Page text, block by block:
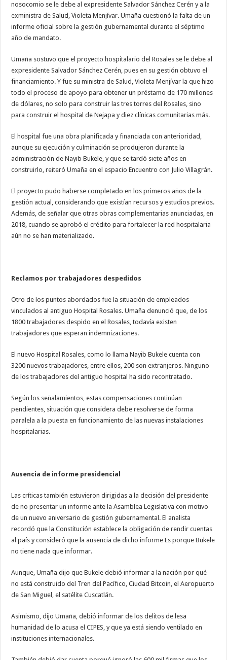
nosocomio se le debe al expresidente Salvador Sánchez Cerén y a la
exministra de Salud, Violeta Menjívar. Umaña cuestionó la falta de un
informe oficial sobre la gestión gubernamental durante el séptimo
año de mandato.
Umaña sostuvo que el proyecto hospitalario del Rosales se le debe al
expresidente Salvador Sánchez Cerén, pues en su gestión obtuvo el
financiamiento. Y fue su ministra de Salud, Violeta Menjívar la que hizo
todo el proceso de apoyo para obtener un préstamo de 170 millones
de dólares, no solo para construir las tres torres del Rosales, sino
para construir el hospital de Nejapa y diez clínicas comunitarias más.
El hospital fue una obra planificada y financiada con anterioridad,
aunque su ejecución y culminación se produjeron durante la
administración de Nayib Bukele, y que se tardó siete años en
construirlo, reiteró Umaña en el espacio Encuentro con Julio Villagrán.
El proyecto pudo haberse completado en los primeros años de la
gestión actual, considerando que existían recursos y estudios previos.
Además, de señalar que otras obras complementarias anunciadas, en
2018, cuando se aprobó el crédito para fortalecer la red hospitalaria
aún no se han materializado.
Reclamos por trabajadores despedidos
Otro de los puntos abordados fue la situación de empleados
vinculados al antiguo Hospital Rosales. Umaña denunció que, de los
1800 trabajadores despido en el Rosales, todavía existen
trabajadores que esperan indemnizaciones.
El nuevo Hospital Rosales, como lo llama Nayib Bukele cuenta con
3200 nuevos trabajadores, entre ellos, 200 son extranjeros. Ninguno
de los trabajadores del antiguo hospital ha sido recontratado.
Según los señalamientos, estas compensaciones continúan
pendientes, situación que considera debe resolverse de forma
paralela a la puesta en funcionamiento de las nuevas instalaciones
hospitalarias.
Ausencia de informe presidencial
Las críticas también estuvieron dirigidas a la decisión del presidente
de no presentar un informe ante la Asamblea Legislativa con motivo
de un nuevo aniversario de gestión gubernamental. El analista
recordó que la Constitución establece la obligación de rendir cuentas
al país y consideró que la ausencia de dicho informe Es porque Bukele
no tiene nada que informar.
Aunque, Umaña dijo que Bukele debió informar a la nación por qué
no está construido del Tren del Pacífico, Ciudad Bitcoin, el Aeropuerto
de San Miguel, el satélite Cuscatlán.
Asimismo, dijo Umaña, debió informar de los delitos de lesa
humanidad de lo acusa el CIPES, y que ya está siendo ventilado en
instituciones internacionales.